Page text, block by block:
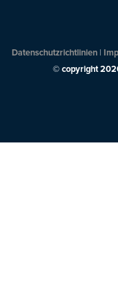
Datenschutzrichtlinien |
© copyright